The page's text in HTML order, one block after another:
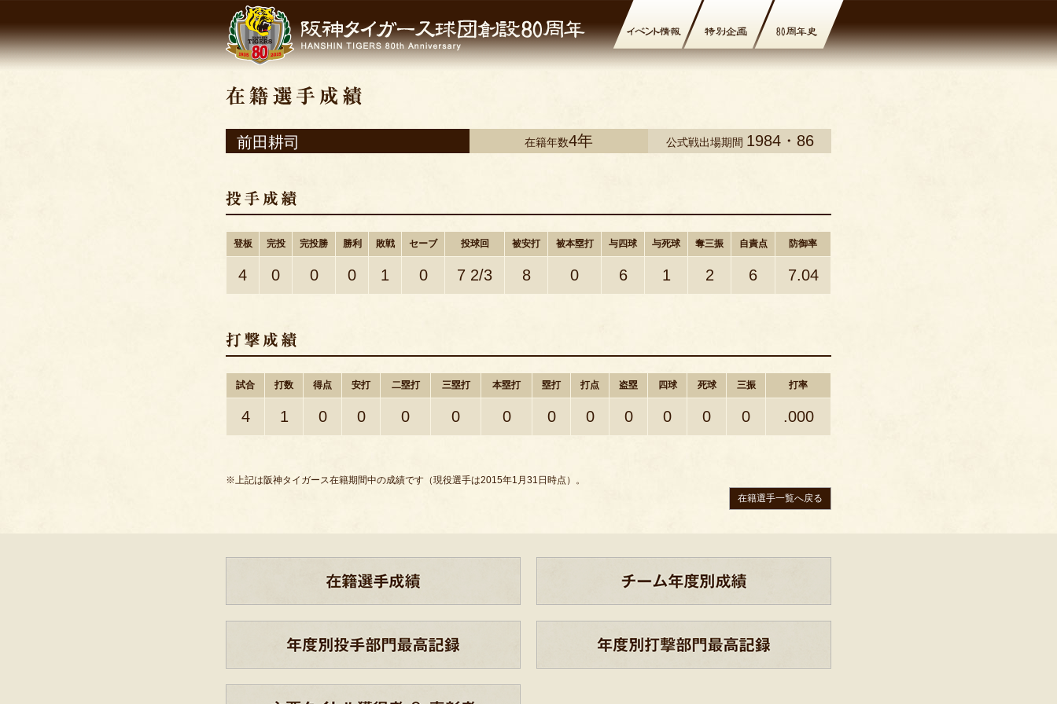
前田耕司 在籍年数4年 公式戦出場期間 1984・86
登板 完投 完投勝 勝利 敗戦 セーブ 投球回 被安打 被本塁打 与四球 与死球 奪三振 自責点 防御率
4 0 0 0 1 0 7 2/3 8 0 6 1 2 6 7.04
試合 打数 得点 安打 二塁打 三塁打 本塁打 塁打 打点 盗塁 四球 死球 三振 打率
4 1 0 0 0 0 0 0 0 0 0 0 0 .000
※上記は阪神タイガース在籍期間中の成績です（現役選手は2015年1月31日時点）。
在籍選手一覧へ戻る